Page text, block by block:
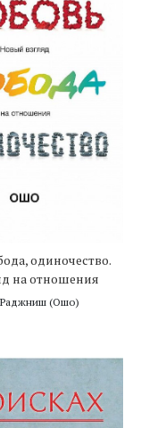
одиночество.
на отношения
Раджниш (Ошо)